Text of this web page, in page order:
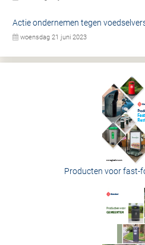
Actie ondernemen tegen
woensdag 21 juni 2023
Producten voor fast-